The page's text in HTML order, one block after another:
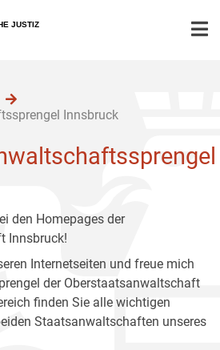
JUSTIZ
Innsbruck
den Homepages der
Innsbruck!
Internetseiten und freue mich
der Oberstaatsanwaltschaft
finden Sie alle wichtigen
Staatsanwaltschaften unseres